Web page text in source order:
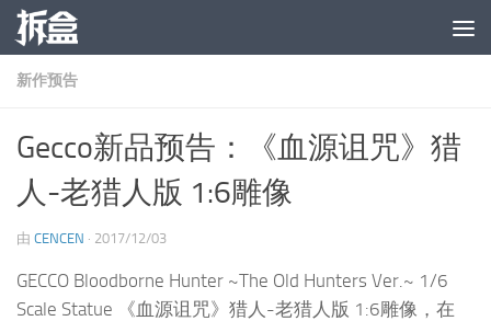
跳至内容
新作预告
Gecco新品预告：《血源诅咒》猎
人-老猎人版 1:6雕像
由 CENCEN · 2017/12/03
GECCO Bloodborne Hunter ~The Old Hunters Ver.~ 1/6
Scale Statue 《血源诅咒》猎人-老猎人版 1:6雕像，在